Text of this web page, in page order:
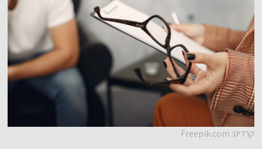
קרדיט: Freepik.com